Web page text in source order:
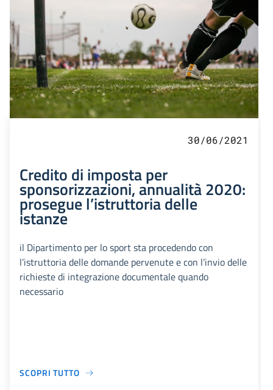
30/06/2021
Credito di imposta per
sponsorizzazioni, annualità 2020:
prosegue l’istruttoria delle
istanze
il Dipartimento per lo sport sta procedendo con
l’istruttoria delle domande pervenute e con l’invio delle
richieste di integrazione documentale quando
necessario
SCOPRI TUTTO